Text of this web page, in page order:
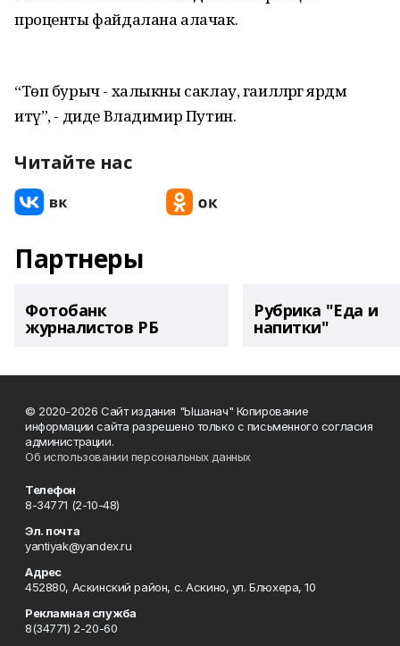
проценты файдалана алачак.
“Төп бурыч - халыкны саклау, гаиләләргә ярдәм
итү”, - диде Владимир Путин.
Читайте нас
Партнеры
Фотобанк
журналистов РБ
Рубрика "Еда и
напитки"
© 2020-2026 Сайт издания "Ышанач" Копирование
информации сайта разрешено только с письменного согласия
администрации.
Об использовании персональных данных
Телефон
8-34771 (2-10-48)
Эл. почта
yantiyak@yandex.ru
Адрес
452880, Аскинский район, с. Аскино, ул. Блюхера, 10
Рекламная служба
8(34771) 2-20-60